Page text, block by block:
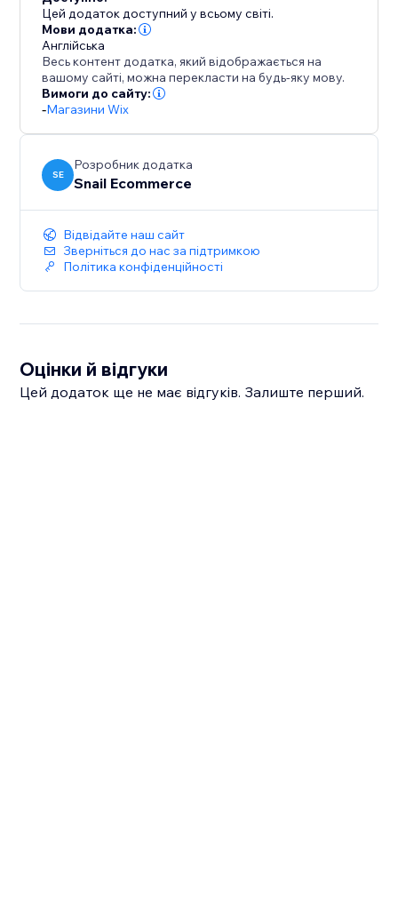
Future support for product catalog and advanced
tracking features.
Best For
- Ecommerce stores
- Store owners who want server-side tracking
Important Notes
Platforms, Inc.
Цей додаток доступний у всьому світі.
Мови додатка:
Англійська
Весь контент додатка, який відображається на
вашому сайті, можна перекласти на будь-яку мову.
Вимоги до сайту:
-Магазини Wix
SE
Розробник додатка
Snail Ecommerce
Відвідайте наш сайт
Зверніться до нас за підтримкою
Політика конфіденційності
Оцінки й відгуки
Цей додаток ще не має відгуків. Залиште перший.